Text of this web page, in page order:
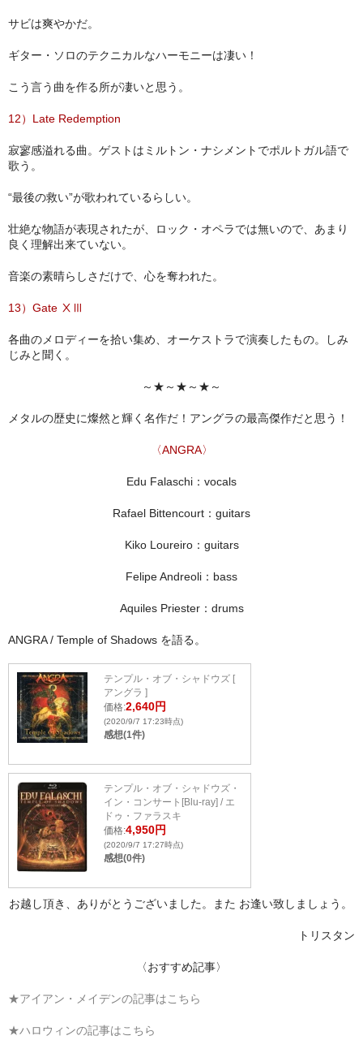
サビは爽やかだ。
ギター・ソロのテクニカルなハーモニーは凄い！
こう言う曲を作る所が凄いと思う。
12）Late Redemption
寂寥感溢れる曲。ゲストはミルトン・ナシメントでポルトガル語で
歌う。
“最後の救い”が歌われているらしい。
壮絶な物語が表現されたが、ロック・オペラでは無いので、あまり
良く理解出来ていない。
音楽の素晴らしさだけで、心を奪われた。
13）Gate ⅩⅢ
各曲のメロディーを拾い集め、オーケストラで演奏したもの。しみ
じみと聞く。
～★～★～★～
メタルの歴史に燦然と輝く名作だ！アングラの最高傑作だと思う！
〈ANGRA〉
Edu Falaschi：vocals
Rafael Bittencourt：guitars
Kiko Loureiro：guitars
Felipe Andreoli：bass
Aquiles Priester：drums
ANGRA / Temple of Shadows を語る。
テンプル・オブ・シャドウズ [
アングラ ]
価格:2,640円
(2020/9/7 17:23時点)
感想(1件)
テンプル・オブ・シャドウズ・
イン・コンサート[Blu-ray] / エ
ドゥ・ファラスキ
価格:4,950円
(2020/9/7 17:27時点)
感想(0件)
お越し頂き、ありがとうございました。また お逢い致しましょう。
トリスタン
〈おすすめ記事〉
★アイアン・メイデンの記事はこちら
★ハロウィンの記事はこちら